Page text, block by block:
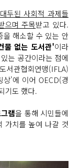
두된 사회적 과제들
으며 주목받고 있다.
을 해소할 수 있는 안
물 없는 도서관'이라
는 공간이라는 점에
서관협회연맹(IFLA)
'에 이어 OECD(경
기도 했다.
램을 통해 시민들에
가치를 높여 나갈 것